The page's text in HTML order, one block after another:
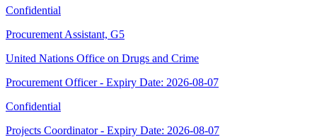
Confidential
Procurement Assistant, G5
United Nations Office on Drugs and Crime
Procurement Officer - Expiry Date: 2026-08-07
Confidential
Projects Coordinator - Expiry Date: 2026-08-07